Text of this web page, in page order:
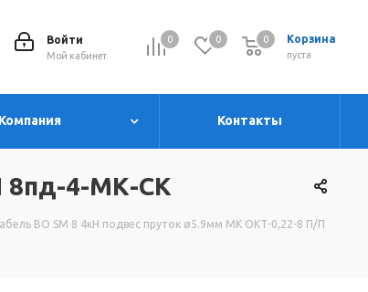
0 0 Корзина
0
пуста
0
Войти
Мой кабинет
Компания Контакты
8пд-4-МК-СК
ВО SM 8 4кН подвес пруток ø5.9мм МК ОКТ-0,22-8 П/П